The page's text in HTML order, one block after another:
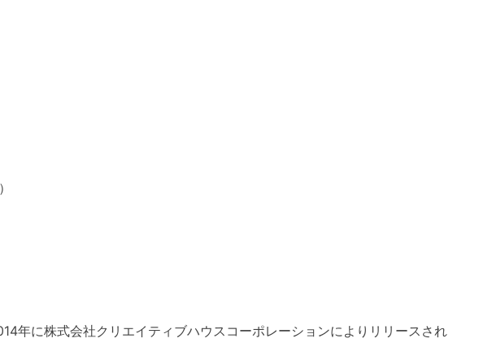
年に株式会社クリエイティブハウスコーポレーションによりリリースされ